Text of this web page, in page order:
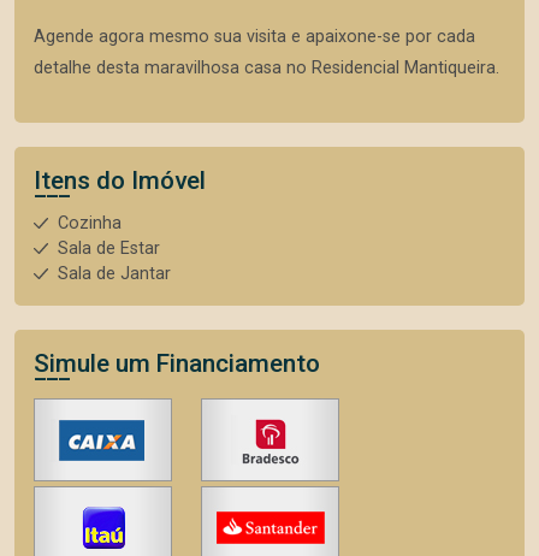
Agende agora mesmo sua visita e apaixone-se por cada
detalhe desta maravilhosa casa no Residencial Mantiqueira.
Itens do Imóvel
Cozinha
Sala de Estar
Sala de Jantar
Simule um Financiamento